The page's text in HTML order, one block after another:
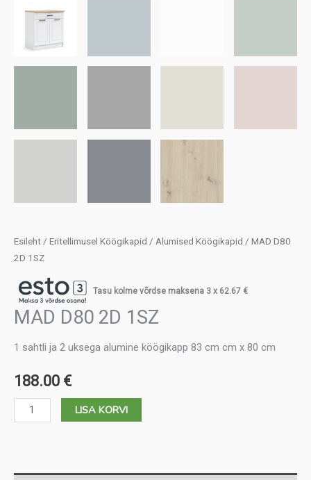
Esileht / Eritellimusel Köögikapid / Alumised Köögikapid / MAD D80
2D 1SZ
Tasu kolme võrdse maksena 3 x 62.67 €
MAD D80 2D 1SZ
1 sahtli ja 2 uksega alumine köögikapp 83 cm cm x 80 cm
188.00 €
MAD
D80
LISA KORVI